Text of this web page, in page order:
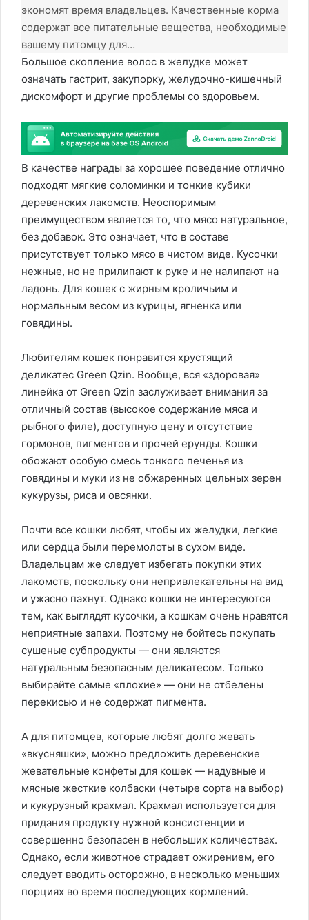
экономят время владельцев. Качественные корма
содержат все питательные вещества, необходимые
вашему питомцу для…
Большое скопление волос в желудке может
означать гастрит, закупорку, желудочно-кишечный
дискомфорт и другие проблемы со здоровьем.
В качестве награды за хорошее поведение отлично
подходят мягкие соломинки и тонкие кубики
деревенских лакомств. Неоспоримым
преимуществом является то, что мясо натуральное,
без добавок. Это означает, что в составе
присутствует только мясо в чистом виде. Кусочки
нежные, но не прилипают к руке и не налипают на
ладонь. Для кошек с жирным кроличьим и
нормальным весом из курицы, ягненка или
говядины.
Любителям кошек понравится хрустящий
деликатес Green Qzin. Вообще, вся «здоровая»
линейка от Green Qzin заслуживает внимания за
отличный состав (высокое содержание мяса и
рыбного филе), доступную цену и отсутствие
гормонов, пигментов и прочей ерунды. Кошки
обожают особую смесь тонкого печенья из
говядины и муки из не обжаренных цельных зерен
кукурузы, риса и овсянки.
Почти все кошки любят, чтобы их желудки, легкие
или сердца были перемолоты в сухом виде.
Владельцам же следует избегать покупки этих
лакомств, поскольку они непривлекательны на вид
и ужасно пахнут. Однако кошки не интересуются
тем, как выглядят кусочки, а кошкам очень нравятся
неприятные запахи. Поэтому не бойтесь покупать
сушеные субпродукты — они являются
натуральным безопасным деликатесом. Только
выбирайте самые «плохие» — они не отбелены
перекисью и не содержат пигмента.
А для питомцев, которые любят долго жевать
«вкусняшки», можно предложить деревенские
жевательные конфеты для кошек — надувные и
мясные жесткие колбаски (четыре сорта на выбор)
и кукурузный крахмал. Крахмал используется для
придания продукту нужной консистенции и
совершенно безопасен в небольших количествах.
Однако, если животное страдает ожирением, его
следует вводить осторожно, в несколько меньших
порциях во время последующих кормлений.